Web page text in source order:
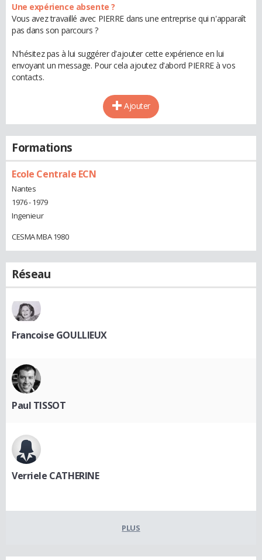
Une expérience absente ?
Vous avez travaillé avec PIERRE dans une entreprise qui n'apparaît
pas dans son parcours ?
N'hésitez pas à lui suggérer d'ajouter cette expérience en lui
envoyant un message. Pour cela ajoutez d'abord PIERRE à vos
contacts.
Ajouter
Formations
Ecole Centrale ECN
Nantes
1976 - 1979
Ingenieur
CESMA MBA 1980
Réseau
Francoise GOULLIEUX
Paul TISSOT
Verriele CATHERINE
PLUS